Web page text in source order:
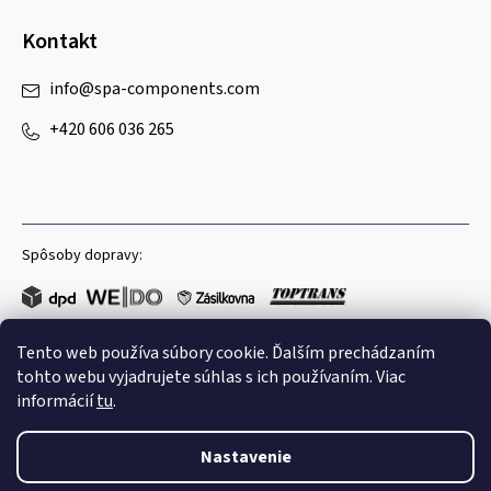
Tento web používa súbory cookie. Ďalším prechádzaním
tohto webu vyjadrujete súhlas s ich používaním. Viac
informáciítu.
Nastavenie
Kontakt
info@spa-components.com
+420 606 036 265
Spôsoby dopravy:
Obľúbené spôsoby platby: